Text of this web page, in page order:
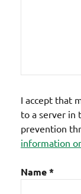
I accept that
to a server in
prevention
information
Name*